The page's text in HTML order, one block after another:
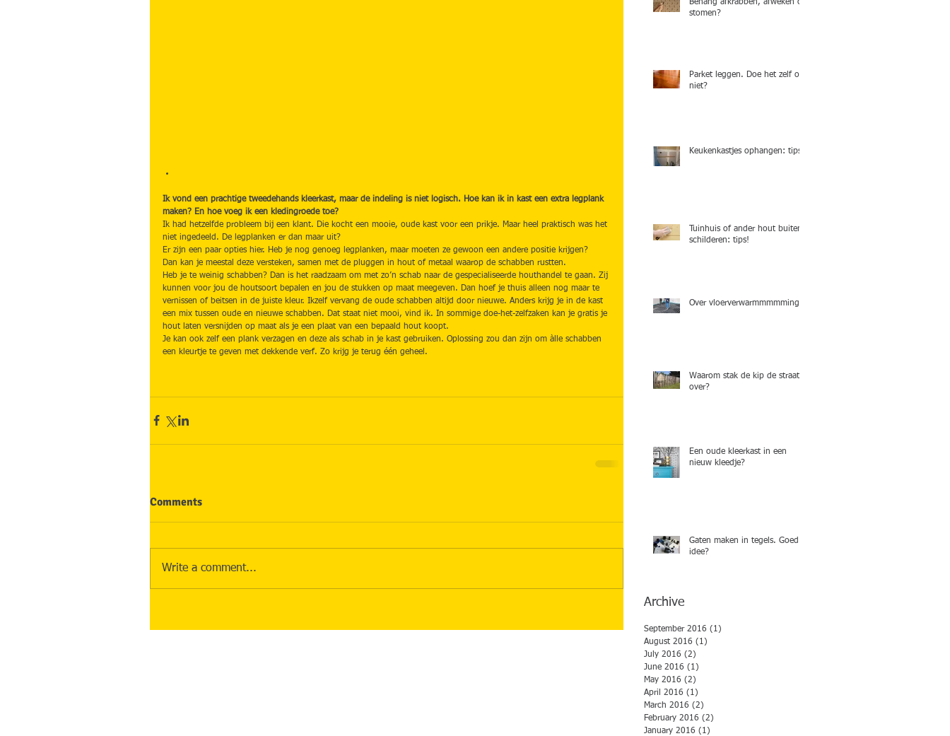
Ik vond een prachtige tweedehands kleerkast, maar de indeling is niet logisch. Hoe kan ik in kast een extra legplank
maken? En hoe voeg ik een kledingroede toe?
Ik had hetzelfde probleem bij een klant. Die kocht een mooie, oude kast voor een prikje. Maar heel praktisch was het
niet ingedeeld. De legplanken er dan maar uit?
Er zijn een paar opties hier. Heb je nog genoeg legplanken, maar moeten ze gewoon een andere positie krijgen?
Dan kan je meestal deze versteken, samen met de pluggen in hout of metaal waarop de schabben rustten.
Heb je te weinig schabben? Dan is het raadzaam om met zo’n schab naar de gespecialiseerde houthandel te gaan. Zij
kunnen voor jou de houtsoort bepalen en jou de stukken op maat meegeven. Dan hoef je thuis alleen nog maar te
vernissen of beitsen in de juiste kleur. Ikzelf vervang de oude schabben altijd door nieuwe. Anders krijg je in de kast
een mix tussen oude en nieuwe schabben. Dat staat niet mooi, vind ik. In sommige doe-het-zelfzaken kan je gratis je
hout laten versnijden op maat als je een plaat van een bepaald hout koopt.
Je kan ook zelf een plank verzagen en deze als schab in je kast gebruiken. Oplossing zou dan zijn om àlle schabben
een kleurtje te geven met dekkende verf. Zo krijg je terug één geheel.
Comments
Write a comment...
Behang afkrabben, afweken of
stomen?
Parket leggen. Doe het zelf of
niet?
Keukenkastjes ophangen: tips!
Tuinhuis of ander hout buiten
schilderen: tips!
Over vloerverwarmmmmming.
Waarom stak de kip de straat
over?
Een oude kleerkast in een
nieuw kleedje?
Gaten maken in tegels. Goed
idee?
Archive
September 2016 (1)
August 2016 (1)
July 2016 (2)
June 2016 (1)
May 2016 (2)
April 2016 (1)
March 2016 (2)
February 2016 (2)
January 2016 (1)